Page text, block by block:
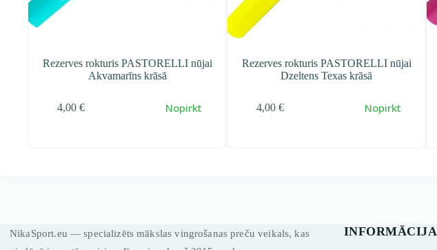
Rezerves rokturis PASTORELLI nūjai
Akvamarīns krāsā
4,00 € Nopirkt
Rezerves rokturis PASTORELLI nūjai
Dzeltens Texas krāsā
4,00 € Nopirkt
NikaSport.eu — specializēts mākslas vingrošanas preču veikals, kas
INFORMĀCIJA